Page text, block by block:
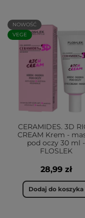
NOWOŚĆ
VEGE
CERAMIDES. 3D
CREAM Krem -
pod oczy 30 ml -
FLOSLEK
28,99 zł
Dodaj do koszyka